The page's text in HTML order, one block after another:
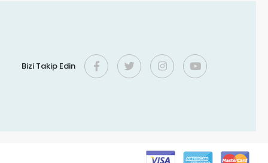
Bizi Takip Edin